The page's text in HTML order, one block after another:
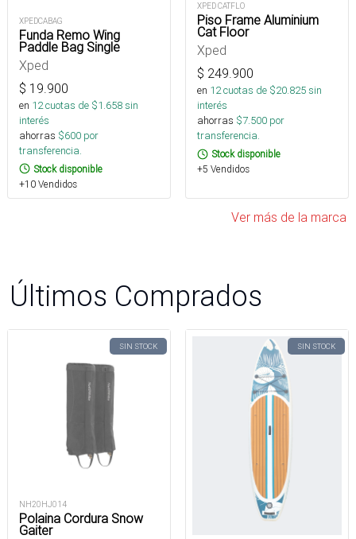
XPEDCABAG
Funda Remo Wing
Paddle Bag Single
Xped
$ 19.900
en 12cuotas de $1.658sin
interés
ahorras $600 por
transferencia.
Stock disponible
+10 Vendidos
XPED CATFLO
Piso Frame Aluminium
Cat Floor
Xped
$ 249.900
en 12cuotas de $20.825sin
interés
ahorras $7.500 por
transferencia.
Stock disponible
+5 Vendidos
Ver más de la marca
Últimos Comprados
SIN STOCK
NH20HJ014
Polaina Cordura Snow
Gaiter
SIN STOCK